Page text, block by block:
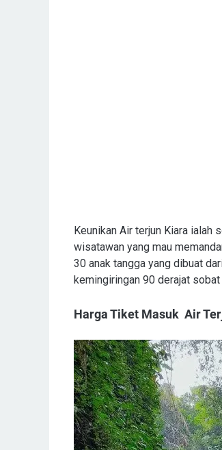
Keunikan Air terjun Kiara ialah
wisatawan yang mau
30 anak tangga yang dibuat
kemingiringan 90 derajat sobat
Harga Tiket Masuk Air